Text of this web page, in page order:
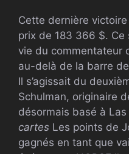
Cette dernière victoire
prix de 183 366 $. Ce
vie du commentateur
au-delà de la barre
Il s’agissait du
Schulman, originaire
désormais basé à Las
cartes Les points de
gagnés en tant que